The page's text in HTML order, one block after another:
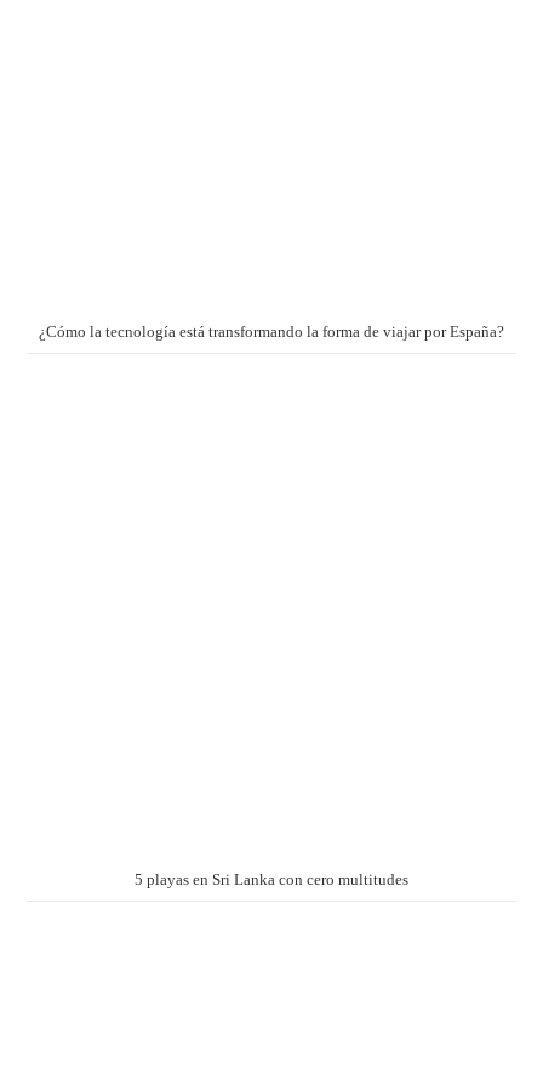
¿Cómo la tecnología está transformando la forma de viajar por España?
5 playas en Sri Lanka con cero multitudes